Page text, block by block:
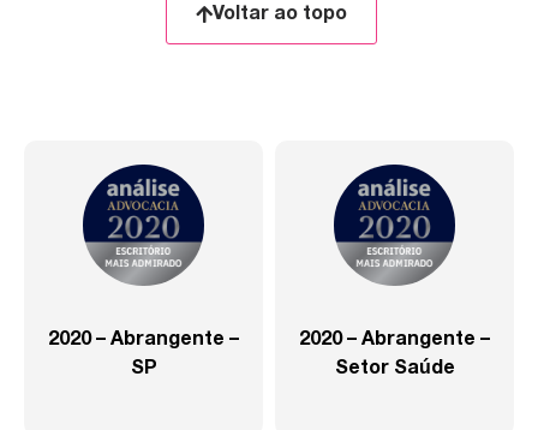
Voltar ao topo
2020 – Abrangente –
SP
2020 – Abrangente –
Setor Saúde